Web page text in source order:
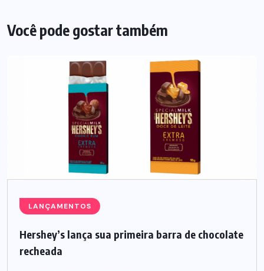
Você pode gostar também
LANÇAMENTOS
Hershey’s lança sua primeira barra de chocolate
recheada